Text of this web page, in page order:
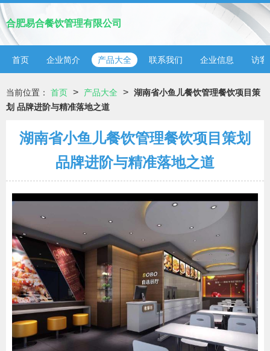
合肥易合餐饮管理有限公司
首页 企业简介 产品大全 联系我们 企业信息 访客
当前位置： 首页 > 产品大全 > 湖南省小鱼儿餐饮管理餐饮项目策
划 品牌进阶与精准落地之道
湖南省小鱼儿餐饮管理餐饮项目策划
品牌进阶与精准落地之道